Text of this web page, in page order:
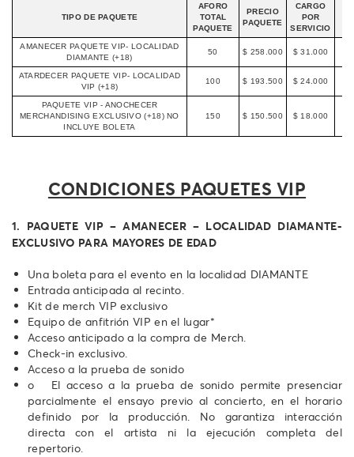
TIPO DE PAQUETE
AFORO
TOTAL
PAQUETE
PRECIO
PAQUETE
CARGO
POR
SERVICIO
AMANECER PAQUETE VIP- LOCALIDAD
DIAMANTE (+18)
50 $ 258.000 $ 31.000
ATARDECER PAQUETE VIP- LOCALIDAD
VIP (+18)
100 $ 193.500 $ 24.000
PAQUETE VIP - ANOCHECER
MERCHANDISING EXCLUSIVO (+18) NO
INCLUYE BOLETA
150 $ 150.500 $ 18.000
CONDICIONES PAQUETES VIP
1. PAQUETE VIP – AMANECER – LOCALIDAD DIAMANTE-
EXCLUSIVO PARA MAYORES DE EDAD
Una boleta para el evento en la localidad DIAMANTE
Entrada anticipada al recinto.
Kit de merch VIP exclusivo
Equipo de anfitrión VIP en el lugar*
Acceso anticipado a la compra de Merch.
Check-in exclusivo.
Acceso a la prueba de sonido
o El acceso a la prueba de sonido permite presenciar
parcialmente el ensayo previo al concierto, en el horario
definido por la producción. No garantiza interacción
directa con el artista ni la ejecución completa del
repertorio.